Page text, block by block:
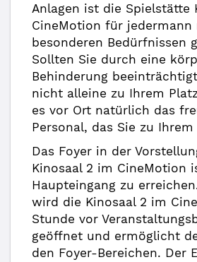
Anlagen ist die Spielstätte
CineMotion für jedermann
besonderen Bedürfnissen
Sollten Sie durch eine
Behinderung
nicht alleine zu Ihrem
es vor Ort natürlich das
Personal, das Sie zu
Das Foyer in der
Kinosaal 2 im CineMotion
Haupteingang zu
wird die Kinosaal 2 im
Stunde vor
geöffnet und ermöglicht
den Foyer-Bereichen. Der